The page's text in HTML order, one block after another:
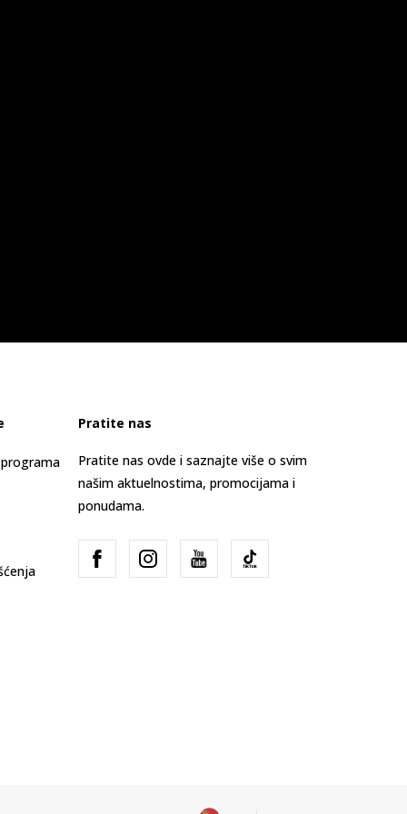
Pratite nas
Pratite nas ovde i saznajte više o svim
našim aktuelnostima, promocijama i
ponudama.